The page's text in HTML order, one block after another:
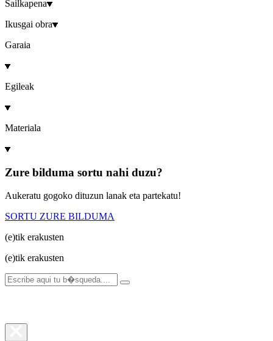
Sailkapena
Ikusgai obra
Garaia
Egileak
Materiala
Zure bilduma sortu nahi duzu?
Aukeratu gogoko dituzun lanak eta partekatu!
SORTU ZURE BILDUMA
(e)tik erakusten
(e)tik erakusten